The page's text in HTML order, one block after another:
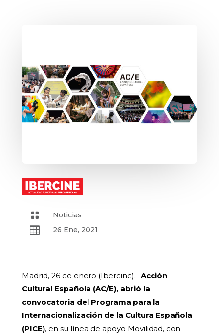
 Noticias
 26 Ene, 2021
Madrid, 26 de enero (Ibercine).- Acción
Cultural Española (AC/E), abrió la
convocatoria del Programa para la
Internacionalización de la Cultura Española
(PICE), en su línea de apoyo Movilidad, con